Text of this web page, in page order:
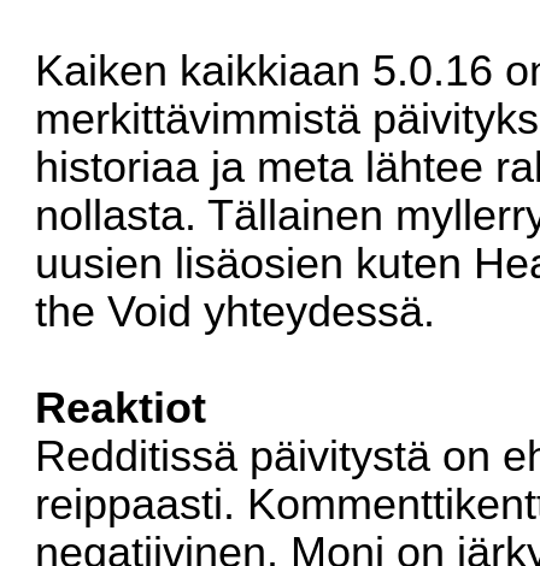
Kaiken kaikkiaan 5.0.16
merkittävimmistä
historiaa ja meta lähtee
nollasta. Tällainen
uusien lisäosien kuten
the Void yhteydessä.
Reaktiot
Redditissä päivitystä on
reippaasti.
negatiivinen. Moni on